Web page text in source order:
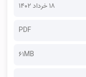
۱۸ خرداد ۱۴۰۲
PDF
61MB